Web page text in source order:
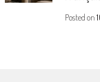
Posted on